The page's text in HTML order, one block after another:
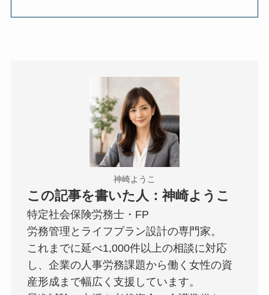
神崎ようこ
この記事を書いた人：神崎ようこ
特定社会保険労務士・FP
労務管理とライフプラン設計の専門家。
これまでに延べ1,000件以上の相談に対応
し、企業の人事労務課題から働く女性の資
産形成まで幅広く支援しています。